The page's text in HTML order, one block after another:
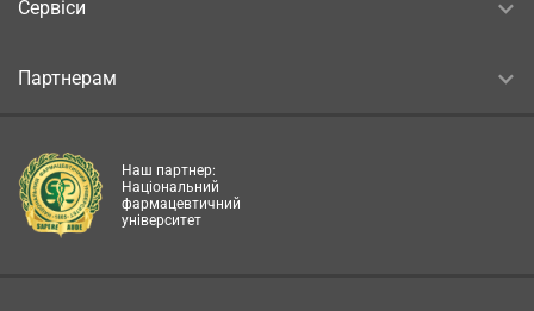
Сервіси
Партнерам
Наш партнер:
Національний
фармацевтичний
університет